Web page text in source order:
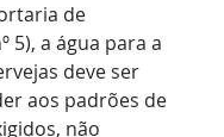
de
5), a água para a
deve ser
aos padrões de
não